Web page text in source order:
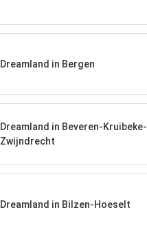
Dreamland in Bergen
Dreamland in Beveren-Kruibeke-
Zwijndrecht
Dreamland in Bilzen-Hoeselt